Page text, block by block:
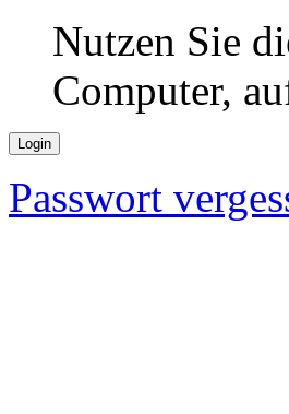
Nutzen Sie
Computer,
Passwort